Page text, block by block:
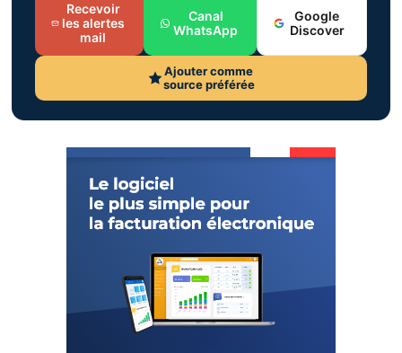
Recevoir
les alertes
mail
Canal
WhatsApp
Google
Discover
Ajouter comme
source préférée